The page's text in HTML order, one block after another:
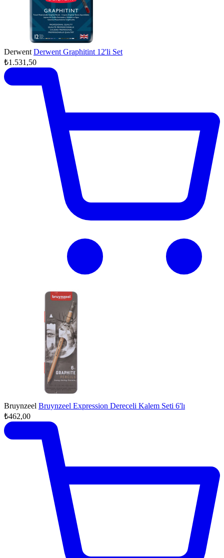
Derwent Derwent Graphitint 12'li Set
₺1.531,50
Bruynzeel Bruynzeel Expression Dereceli Kalem Seti 6'lı
₺462,00